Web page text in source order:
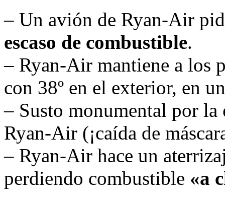
– Un avión de Ryan-Air
escaso de combustible.
– Ryan-Air mantiene a los
con 38º en el exterior, en
– Susto monumental por la
Ryan-Air (¡caída de
– Ryan-Air hace un
perdiendo combustible «a